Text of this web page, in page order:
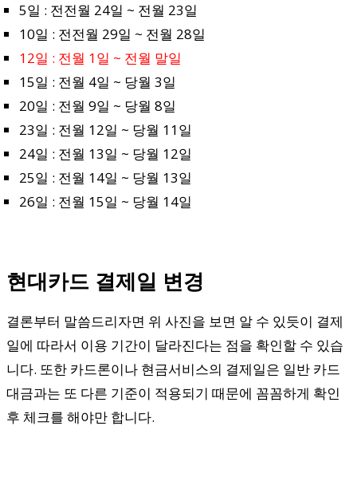
5일 : 전전월 24일 ~ 전월 23일
10일 : 전전월 29일 ~ 전월 28일
12일 : 전월 1일 ~ 전월 말일
15일 : 전월 4일 ~ 당월 3일
20일 : 전월 9일 ~ 당월 8일
23일 : 전월 12일 ~ 당월 11일
24일 : 전월 13일 ~ 당월 12일
25일 : 전월 14일 ~ 당월 13일
26일 : 전월 15일 ~ 당월 14일
현대카드 결제일 변경
결론부터 말씀드리자면 위 사진을 보면 알 수 있듯이 결제
일에 따라서 이용 기간이 달라진다는 점을 확인할 수 있습
니다. 또한 카드론이나 현금서비스의 결제일은 일반 카드
대금과는 또 다른 기준이 적용되기 때문에 꼼꼼하게 확인
후 체크를 해야만 합니다.